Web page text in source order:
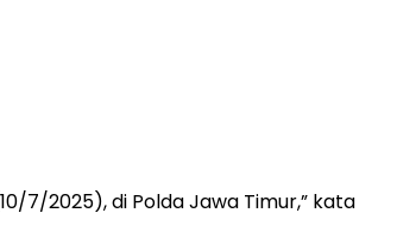
7/2025), di Polda Jawa Timur,” kata